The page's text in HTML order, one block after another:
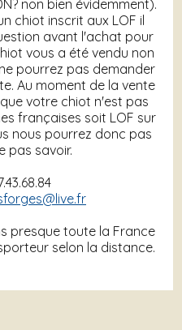
non bien évidemment).
chiot inscrit aux LOF il
avant l'achat pour
vous a été vendu non
pourrez pas demander
Au moment de la vente
votre chiot n'est pas
françaises soit LOF sur
nous pourrez donc pas
pas savoir.
presque toute la France
selon la distance.